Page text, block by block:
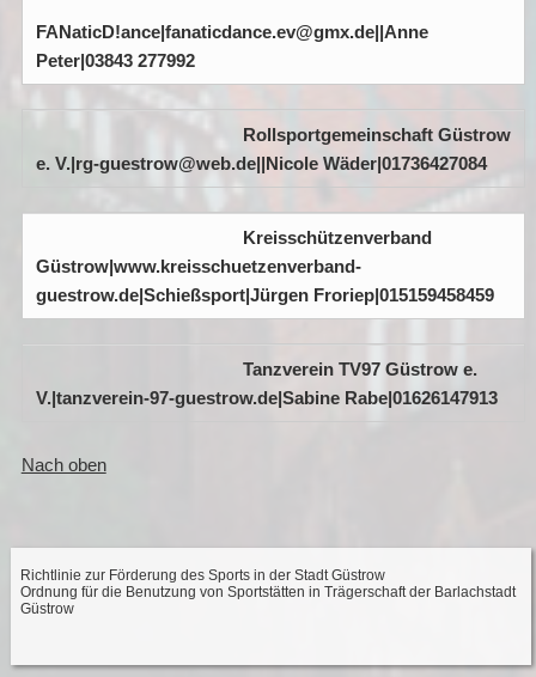
FANaticD!ance|fanaticdance.ev@gmx.de||Anne
Peter|03843 277992
Rollsportgemeinschaft Güstrow
e. V.|rg-guestrow@web.de||Nicole Wäder|01736427084
Kreisschützenverband
Güstrow|www.kreisschuetzenverband-
guestrow.de|Schießsport|Jürgen Froriep|015159458459
Tanzverein TV97 Güstrow e.
V.|tanzverein-97-guestrow.de|Sabine Rabe|01626147913
Nach oben
Richtlinie zur Förderung des Sports in der Stadt Güstrow
Ordnung für die Benutzung von Sportstätten in Trägerschaft der Barlachstadt
Güstrow